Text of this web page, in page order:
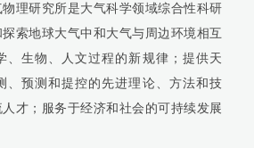
研究所是大气科学领域综合性科研
索地球大气中和大气与周边环境相互
、生物、人文过程的新规律；提供天
、预测和提控的先进理论、方法和技
才；服务于经济和社会的可持续发展